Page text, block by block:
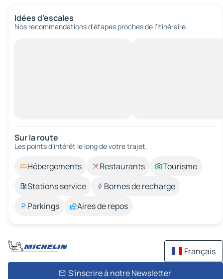
Idées d’escales
Nos recommandations d'étapes proches de l’itinéraire.
Sur la route
Les points d’intérêt le long de votre trajet.
Hébergements Restaurants
Tourisme
Stations service
Bornes de recharge
Parkings
Aires de repos
Français
S'inscrire à notre Newsletter